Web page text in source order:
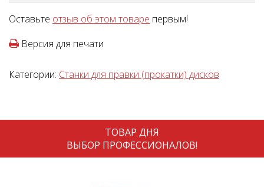
Оставьте отзыв об этом товаре первым!
Версия для печати
Категории: Станки для правки (прокатки) дисков
ТОВАР ДНЯ
ВЫБОР ПРОФЕССИОНАЛОВ!